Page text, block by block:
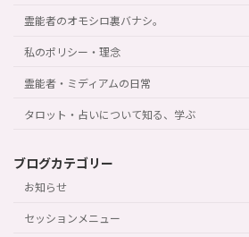
霊能者のオモシロ裏バナシ。
私のポリシー・理念
霊能者・ミディアムの日常
タロット・占いについて知る、学ぶ
ブログカテゴリー
お知らせ
セッションメニュー